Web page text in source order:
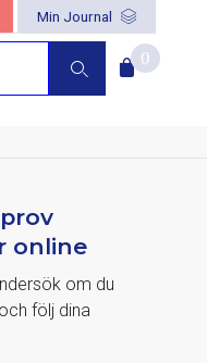
Min Journal
0
online
om du
följ dina